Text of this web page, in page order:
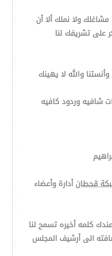
ولا نملك ألا أن
على تشريفك لنا
والله لا يهينك
شافيه وردود كافيه
قحطان أدارة وأعضاء
كلمه أخيره تسمح لنا
الى أرشيف المجلس